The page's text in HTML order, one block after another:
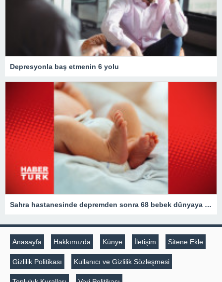
Depresyonla baş etmenin 6 yolu
Sahra hastanesinde depremden sonra 68 bebek dünyaya geldi
Anasayfa Hakkımızda Künye İletişim Sitene Ekle
Gizlilik Politikası Kullanıcı ve Gizlilik Sözleşmesi